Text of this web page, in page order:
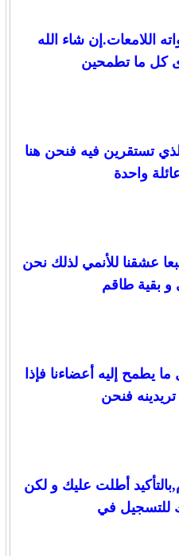
اللامعات.إن شاء الله
كل ما تطمحين
تستقرين فيه فنحن هنا
واحدة
عشقنا للأنمي لذلك نحن
و بقية طاقم
يطمح إليه أعضاءنا فإذا
فنحن
أطلت عليك و لكن
للتسجيل في